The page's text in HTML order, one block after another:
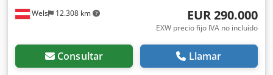
Wels 12.308 km EUR 290.000
EXW precio fijo IVA no incluído
Consultar Llamar